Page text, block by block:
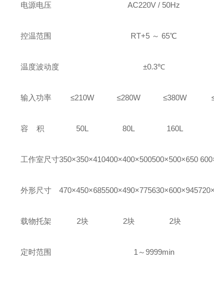
电源电压 AC220V / 50Hz
控温范围 RT+5 ～ 65℃
温度波动度 ±0.3℃
输入功率 ≤210W ≤280W ≤380W
容 积 50L 80L 160L
工作室尺寸350×350×410400×400×500500×500×650
外形尺寸 470×450×685500×490×775630×600×945720×
载物托架 2块 2块 2块
定时范围 1～9999min